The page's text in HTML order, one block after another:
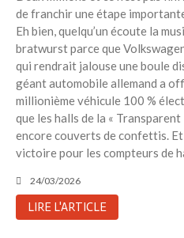
de franchir une étape
Eh bien, quelqu’un écoute la
bratwurst parce que
qui rendrait jalouse une boule
géant automobile allemand a
millionième véhicule 100 %
que les halls de la «
encore couverts de confettis. Et
victoire pour les compteurs de
24/03/2026
LIRE L'ARTICLE